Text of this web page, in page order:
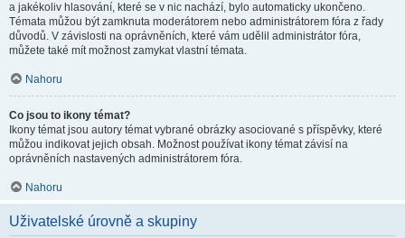
a jakékoliv hlasování, které se v nic nachází, bylo automaticky ukončeno.
Témata můžou být zamknuta moderátorem nebo administrátorem fóra z řady
důvodů. V závislosti na oprávněních, které vám udělil administrátor fóra,
můžete také mít možnost zamykat vlastní témata.
Nahoru
Co jsou to ikony témat?
Ikony témat jsou autory témat vybrané obrázky asociované s příspěvky, které
můžou indikovat jejich obsah. Možnost používat ikony témat závisí na
oprávněních nastavených administrátorem fóra.
Nahoru
Uživatelské úrovně a skupiny